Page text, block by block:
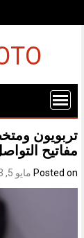
تربويون
مفاتيح
Posted on مايو 5, 2023